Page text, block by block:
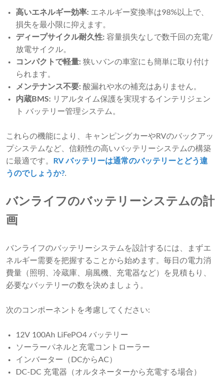
高いエネルギー効率: エネルギー変換率は98%以上で、
損失を最小限に抑えます。
ディープサイクル耐久性: 容量損失なしで数千回の充電/
放電サイクル。
コンパクトで軽量: 狭いバンの車室にも簡単に取り付け
られます。
メンテナンス不要: 酸漏れや水の補充はありません。
内蔵BMS: リアルタイム保護を実現するインテリジェン
ト バッテリー管理システム。
これらの機能により、キャンピングカーやRVのバックアッ
プシステムなど、信頼性の高いバッテリーシステムの構築
に最適です。
RV バッテリーは通常のバッテリーとどう違
うのでしょうか?.
バンライフのバッテリーシステムの計
画
バンライフのバッテリーシステムを設計するには、まずエ
ネルギー需要を把握することから始めます。毎日の電力消
費量（照明、冷蔵庫、扇風機、充電器など）を見積もり、
必要なバッテリーの数を決めましょう。
次のコンポーネントを考慮してください:
12V 100Ah LiFePO4 バッテリー
ソーラーパネルと充電コントローラー
インバーター（DCからAC）
DC-DC 充電器（オルタネーターから充電する場合）